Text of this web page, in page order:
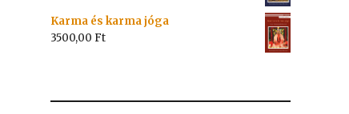
Karma és karma jóga
3500,00 Ft